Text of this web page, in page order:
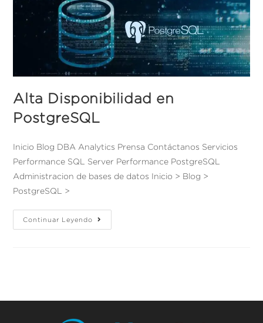
Alta Disponibilidad en
PostgreSQL
Inicio Blog DBA Analytics Prensa Contáctanos Servicios
Performance SQL Server Performance PostgreSQL
Administracion de bases de datos Inicio > Blog >
PostgreSQL >
Continuar Leyendo